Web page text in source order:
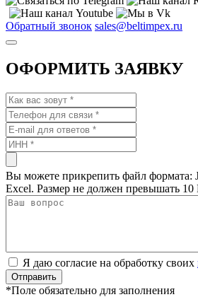
Обратный звонок sales@beltimpex.ru
ОФОРМИТЬ ЗАЯВКУ
Вы можете прикрепить файл формата:
Excel. Размер не должен превышать
Я даю согласие на обработку своих
*Поле обязательно для заполнения